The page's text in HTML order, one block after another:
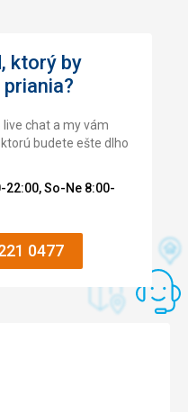
ktorý by
chat a my vám
budete ešte dlho
22:00, So-Ne 8:00-
0477